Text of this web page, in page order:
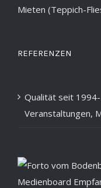
Mieten (Teppich-
REFERENZEN
Qualität seit
Veranstaltungen,